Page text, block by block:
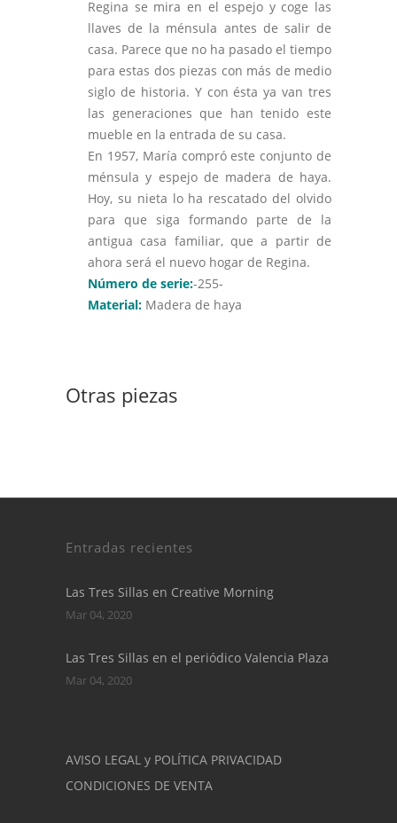
Regina se mira en el espejo y coge las
llaves de la ménsula antes de salir de
casa. Parece que no ha pasado el tiempo
para estas dos piezas con más de medio
siglo de historia. Y con ésta ya van tres
las generaciones que han tenido este
mueble en la entrada de su casa.
En 1957, María compró este conjunto de
ménsula y espejo de madera de haya.
Hoy, su nieta lo ha rescatado del olvido
para que siga formando parte de la
antigua casa familiar, que a partir de
ahora será el nuevo hogar de Regina.
Número de serie:-255-
Material: Madera de haya
Otras piezas
Entradas recientes
Las Tres Sillas en Creative Morning
Mar 04, 2020
Las Tres Sillas en el periódico Valencia Plaza
Mar 04, 2020
AVISO LEGAL y POLÍTICA PRIVACIDAD
CONDICIONES DE VENTA